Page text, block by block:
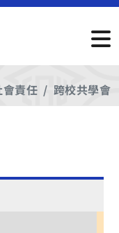
會責任 跨校共學會